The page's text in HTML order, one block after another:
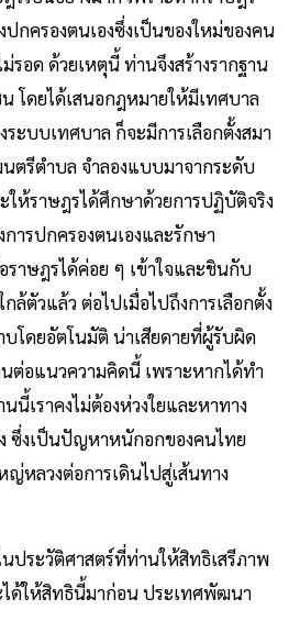
กครองตนเองซึ่งเป็นของใหม่ของคน
รอด ด้วยเหตุนี้ ท่านจึงสร้างรากฐาน
โดยได้เสนอกฎหมายให้มีเทศบาล
ะบบเทศบาล ก็จะมีการเลือกตั้งสมา
รีตําบล จําลองแบบมาจากระดับ
ให้ราษฎรได้ศึกษาด้วยการปฏิบัติจริง
ารปกครองตนเองและรักษา
ราษฎรได้ค่อย ๆ เข้าใจและชินกับ
ล้ตัวแล้ว ต่อไปเมื่อไปถึงการเลือกตั้ง
โดยอัตโนมัติ น่าเสียดายที่ผู้รับผิด
ต่อแนวความคิดนี้ เพราะหากได้ทํา
นี้เราคงไม่ต้องห่วงใยและหาทาง
ซึ่งเป็นปัญหาหนักอกของคนไทย
ญ่หลวงต่อการเดินไปสู่เส้นทาง
ประวัติศาสตร์ที่ท่านให้สิทธิเสรีภาพ
ด้ให้สิทธินี้มาก่อน ประเทศพัฒนา